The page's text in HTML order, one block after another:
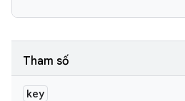
Tham số
key